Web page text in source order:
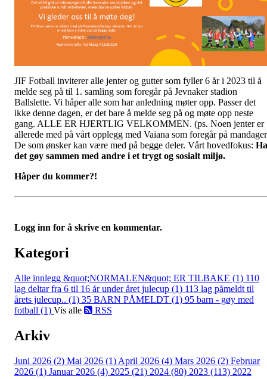
JIF Fotball inviterer alle jenter og gutter som fyller 6 år i 2023 til å
melde seg på til 1. samling som foregår på Jevnaker stadion
Ballslette. Vi håper alle som har anledning møter opp. Passer det
ikke denne dagen, er det bare å melde seg på og møte opp neste
gang. ALLE ER HJERTLIG VELKOMMEN. (ps. Noen jenter er
allerede med på vårt opplegg med Vaiana som foregår på
De som ønsker kan være med på begge deler. Vårt hovedfokus: Ha
det gøy sammen med andre i et trygt og sosialt miljø.
Håper du kommer?!
Logg inn for å skrive en kommentar.
Kategori
Alle innlegg &quot;NORMALEN&quot; ER TILBAKE (1) 110
lag deltar fra 6 til 16 år under året julecup (1) 113 lag påmeldt til
årets julecup.. (1) 35 BARN PÅMELDT (1) 95 barn - gøy med
fotball (1) Vis alle RSS
Arkiv
Juni 2026 (2) Mai 2026 (1) April 2026 (4) Mars 2026 (2) Februar
2026 (1) Januar 2026 (4) 2025 (21) 2024 (80) 2023 (113) 2022